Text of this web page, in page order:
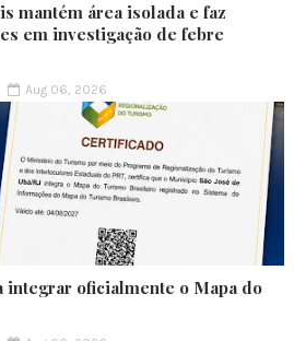
mantém área isolada e faz
em investigação de febre
Aug 06, 2026
integrar oficialmente o Mapa do